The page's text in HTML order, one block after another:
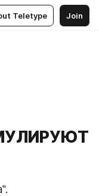
Teletype Join